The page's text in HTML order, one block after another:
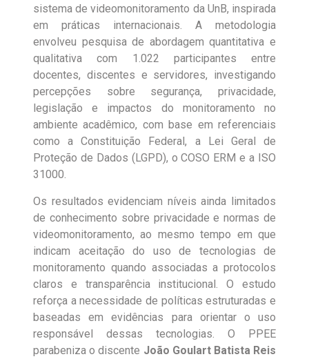
sistema de videomonitoramento da UnB, inspirada
em práticas internacionais. A metodologia
envolveu pesquisa de abordagem quantitativa e
qualitativa com 1.022 participantes entre
docentes, discentes e servidores, investigando
percepções sobre segurança, privacidade,
legislação e impactos do monitoramento no
ambiente acadêmico, com base em referenciais
como a Constituição Federal, a Lei Geral de
Proteção de Dados (LGPD), o COSO ERM e a ISO
31000.
Os resultados evidenciam níveis ainda limitados
de conhecimento sobre privacidade e normas de
videomonitoramento, ao mesmo tempo em que
indicam aceitação do uso de tecnologias de
monitoramento quando associadas a protocolos
claros e transparência institucional. O estudo
reforça a necessidade de políticas estruturadas e
baseadas em evidências para orientar o uso
responsável dessas tecnologias. O PPEE
parabeniza o discente João Goulart Batista Reis